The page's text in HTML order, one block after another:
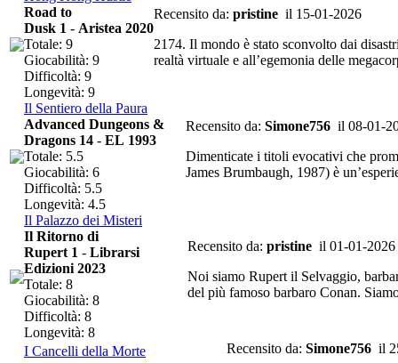
Recensito da: pristine il 15-01-2026
2174. Il mondo è stato sconvolto dai
realtà virtuale e all’egemonia delle
Road to
Dusk 1 - Aristea 2020
Totale: 9
Giocabilità: 9
Difficoltà: 9
Longevità: 9
Il Sentiero della Paura
Recensito da: Simone756 il 08-01-
Dimenticate i titoli evocativi che
James Brumbaugh, 1987) è
Advanced Dungeons &
Dragons 14 - EL 1993
Totale: 5.5
Giocabilità: 6
Difficoltà: 5.5
Longevità: 4.5
Il Palazzo dei Misteri
Recensito da: pristine il 01-01-2026
Noi siamo Rupert il Selvaggio,
del più famoso barbaro Conan.
Il Ritorno di
Rupert 1 - Librarsi
Edizioni 2023
Totale: 8
Giocabilità: 8
Difficoltà: 8
Longevità: 8
I Cancelli della Morte
Recensito da: Simone756 il